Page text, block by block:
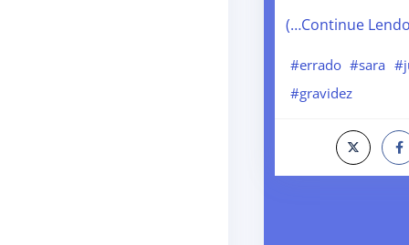
(…Continue
#errado #sara
#gravidez